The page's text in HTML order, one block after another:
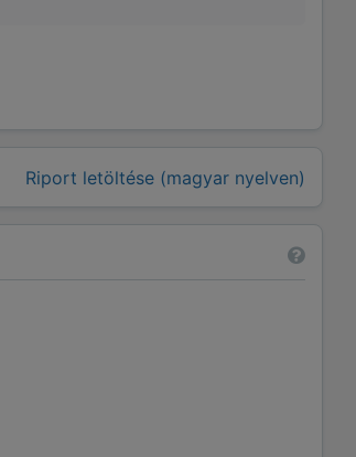
Riport letöltése (magyar nyelven)